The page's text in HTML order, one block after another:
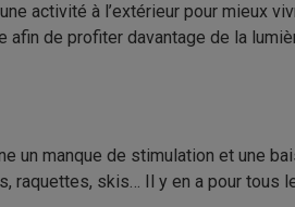
activité à l’extérieur pour mieux
de profiter davantage de la
un manque de stimulation et une
skis… Il y en a pour tous